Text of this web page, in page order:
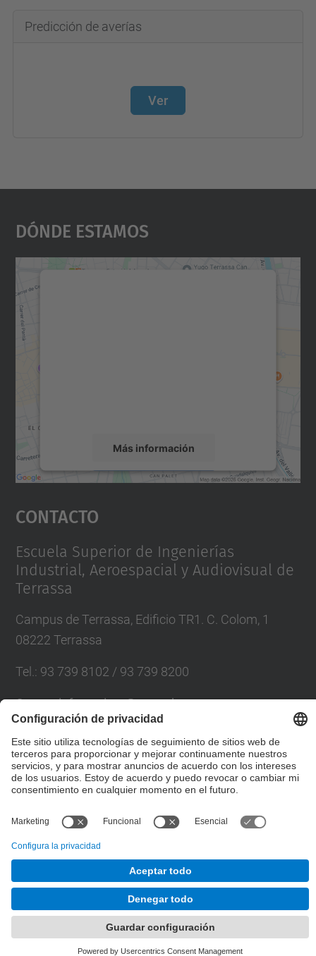
Predicción de averías
Ver
Dónde Estamos
Más información
Aceptar
powered by
Contacto
Escuela Superior de Ingenierías
Industrial, Aeroespacial y Audiovisual de
Terrassa
Campus de Terrassa, Edificio TR1. C. Colom, 1
08222 Terrassa
Tel. : 93 739 8102 / 93 739 8200
Correo:info.eseiaat@upc.edu
Directorio UPC
Formulario de contacto
© UPC
Desarrollado con
Mapa del Sitio
Accesibilidad
Configuración de privacidad